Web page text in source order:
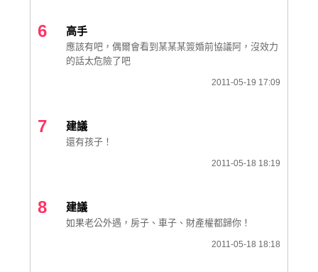
6 高手
應該有吧，偶爾會看到某某某簽婚前協議阿，沒效力
的話太危險了吧
2011-05-19 17:09
7 建議
還有孩子！
2011-05-18 18:19
8 建議
如果老公外遇，房子、車子、財產權都歸你！
2011-05-18 18:18